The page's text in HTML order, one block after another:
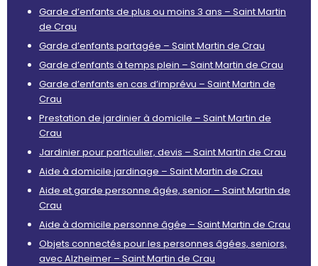
Garde d’enfants de plus ou moins 3 ans – Saint Martin
de Crau
Garde d’enfants partagée – Saint Martin de Crau
Garde d’enfants à temps plein – Saint Martin de Crau
Garde d’enfants en cas d’imprévu – Saint Martin de
Crau
Prestation de jardinier à domicile – Saint Martin de
Crau
Jardinier pour particulier, devis – Saint Martin de Crau
Aide à domicile jardinage – Saint Martin de Crau
Aide et garde personne âgée, senior – Saint Martin de
Crau
Aide à domicile personne âgée – Saint Martin de Crau
Objets connectés pour les personnes âgées, seniors,
avec Alzheimer – Saint Martin de Crau